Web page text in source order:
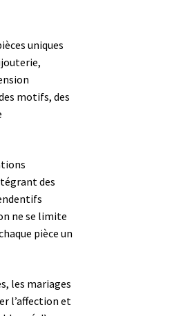
uniques
motifs, des
des
ne se limite
pièce un
les mariages
l’affection et